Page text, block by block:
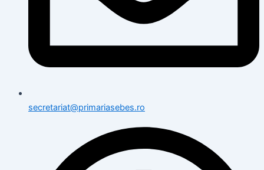
secretariat@primariasebes.ro